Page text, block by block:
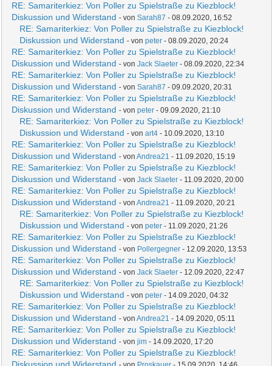
RE: Samariterkiez: Von Poller zu Spielstraße zu Kiezblock!
Diskussion und Widerstand - vonSarah87 - 08.09.2020, 16:52
RE: Samariterkiez: Von Poller zu Spielstraße zu Kiezblock!
Diskussion und Widerstand - vonpeter - 08.09.2020, 20:24
RE: Samariterkiez: Von Poller zu Spielstraße zu Kiezblock!
Diskussion und Widerstand - vonJack Slaeter - 08.09.2020, 22:34
RE: Samariterkiez: Von Poller zu Spielstraße zu Kiezblock!
Diskussion und Widerstand - vonSarah87 - 09.09.2020, 20:31
RE: Samariterkiez: Von Poller zu Spielstraße zu Kiezblock!
Diskussion und Widerstand - vonpeter - 09.09.2020, 21:10
RE: Samariterkiez: Von Poller zu Spielstraße zu Kiezblock!
Diskussion und Widerstand - vonart4 - 10.09.2020, 13:10
RE: Samariterkiez: Von Poller zu Spielstraße zu Kiezblock!
Diskussion und Widerstand - vonAndrea21 - 11.09.2020, 15:19
RE: Samariterkiez: Von Poller zu Spielstraße zu Kiezblock!
Diskussion und Widerstand - vonJack Slaeter - 11.09.2020, 20:00
RE: Samariterkiez: Von Poller zu Spielstraße zu Kiezblock!
Diskussion und Widerstand - vonAndrea21 - 11.09.2020, 20:21
RE: Samariterkiez: Von Poller zu Spielstraße zu Kiezblock!
Diskussion und Widerstand - vonpeter - 11.09.2020, 21:26
RE: Samariterkiez: Von Poller zu Spielstraße zu Kiezblock!
Diskussion und Widerstand - von Pollergegner - 12.09.2020, 13:53
RE: Samariterkiez: Von Poller zu Spielstraße zu Kiezblock!
Diskussion und Widerstand - vonJack Slaeter - 12.09.2020, 22:47
RE: Samariterkiez: Von Poller zu Spielstraße zu Kiezblock!
Diskussion und Widerstand - vonpeter - 14.09.2020, 04:32
RE: Samariterkiez: Von Poller zu Spielstraße zu Kiezblock!
Diskussion und Widerstand - vonAndrea21 - 14.09.2020, 05:11
RE: Samariterkiez: Von Poller zu Spielstraße zu Kiezblock!
Diskussion und Widerstand - vonjim - 14.09.2020, 17:20
RE: Samariterkiez: Von Poller zu Spielstraße zu Kiezblock!